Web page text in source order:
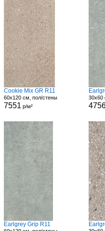
Cookie Mix GR R11
60x120 см, пол/стены
7551 р/м²
30x60
Earlgrey Grip R11